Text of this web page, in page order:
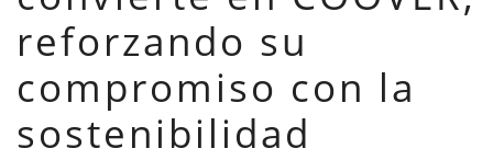
reforzando su
compromiso con la
sostenibilidad